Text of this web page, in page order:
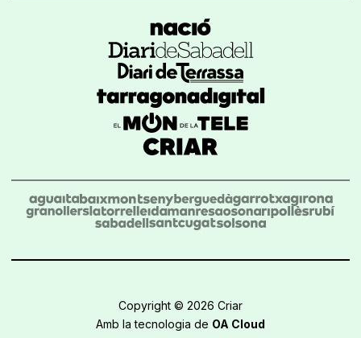
Copyright © 2026 Criar
Amb la tecnologia de OA Cloud